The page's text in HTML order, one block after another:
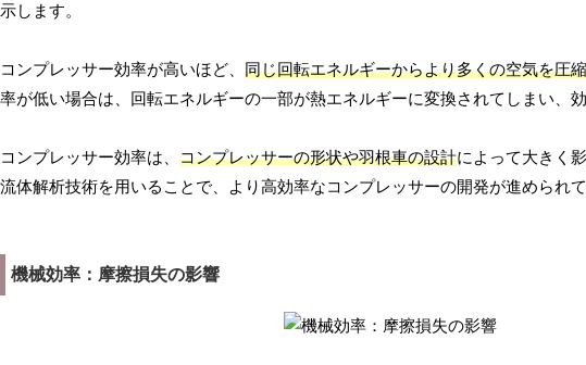
示します。
コンプレッサー効率が高いほど、 同じ回転エネルギーからより多くの空気を圧
率が低い場合は、回転エネルギーの一部が熱エネルギーに変換されてしまい、
コンプレッサー効率は、 コンプレッサーの形状や羽根車の設計によって大きく
流体解析技術を用いることで、より高効率なコンプレッサーの開発が進められて
機械効率：摩擦損失の影響